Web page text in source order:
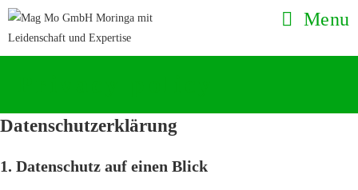
Skip
Menu
Datenschutz­erklärung
1. Datenschutz auf einen Blick